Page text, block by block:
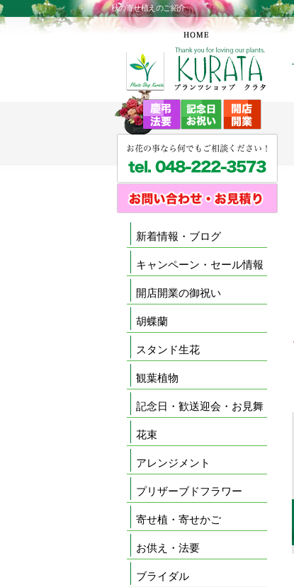
秋の寄せ植えのご紹介
新着情報・ブログ
キャンペーン・セール情報
開店開業の御祝い
胡蝶蘭
スタンド生花
観葉植物
記念日・歓送迎会・お見舞
花束
アレンジメント
プリザーブドフラワー
寄せ植・寄せかご
お供え・法要
ブライダル